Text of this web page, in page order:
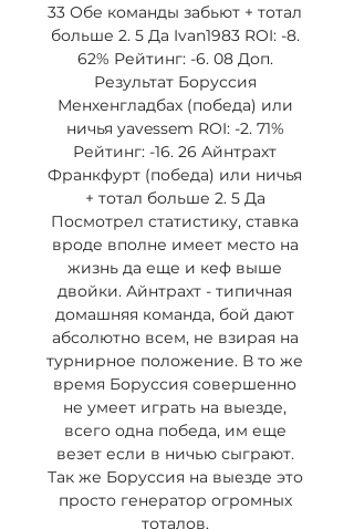
33 Обе команды забьют + тотал
больше 2. 5 Да Ivan1983 ROI: -8.
62% Рейтинг: -6. 08 Доп.
Результат Боруссия
Менхенгладбах (победа) или
ничья yavessem ROI: -2. 71%
Рейтинг: -16. 26 Айнтрахт
Франкфурт (победа) или ничья
+ тотал больше 2. 5 Да
Посмотрел статистику, ставка
вроде вполне имеет место на
жизнь да еще и кеф выше
двойки. Айнтрахт - типичная
домашняя команда, бой дают
абсолютно всем, не взирая на
турнирное положение. В то же
время Боруссия совершенно
не умеет играть на выезде,
всего одна победа, им еще
везет если в ничью сыграют.
Так же Боруссия на выезде это
просто генератор огромных
тоталов.